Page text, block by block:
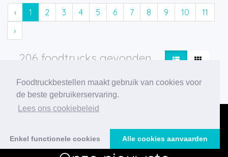
Foodtruckbestellen maakt gebruik van cookies voor
de beste gebruikerservaring.
Lees ons cookiebeleid
Enkel functionele cookies Alle cookies aanvaarden
‹ 1 2 3 4 5 6 7 8 9 10
11
›
206 foodtrucks gevonden